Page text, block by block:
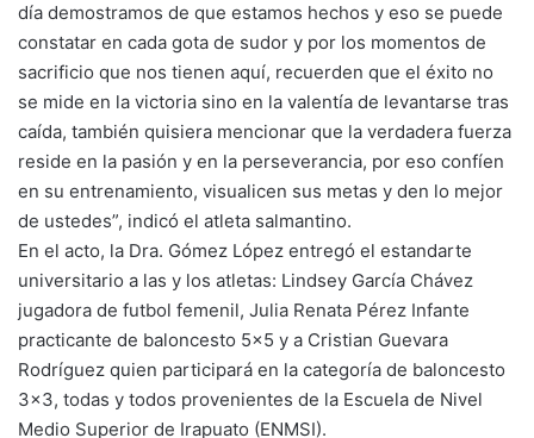
día demostramos de que estamos hechos y eso se puede
constatar en cada gota de sudor y por los momentos de
sacrificio que nos tienen aquí, recuerden que el éxito no
se mide en la victoria sino en la valentía de levantarse tras
caída, también quisiera mencionar que la verdadera fuerza
reside en la pasión y en la perseverancia, por eso confíen
en su entrenamiento, visualicen sus metas y den lo mejor
de ustedes”, indicó el atleta salmantino.
En el acto, la Dra. Gómez López entregó el estandarte
universitario a las y los atletas: Lindsey García Chávez
jugadora de futbol femenil, Julia Renata Pérez Infante
practicante de baloncesto 5×5 y a Cristian Guevara
Rodríguez quien participará en la categoría de baloncesto
3×3, todas y todos provenientes de la Escuela de Nivel
Medio Superior de Irapuato (ENMSI).